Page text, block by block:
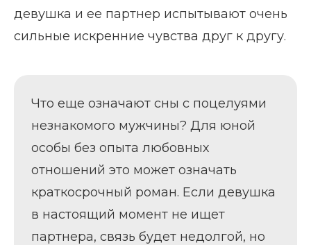
девушка и ее партнер испытывают очень
сильные искренние чувства друг к другу.
Что еще означают сны с поцелуями
незнакомого мужчины? Для юной
особы без опыта любовных
отношений это может означать
краткосрочный роман. Если девушка
в настоящий момент не ищет
партнера, связь будет недолгой, но